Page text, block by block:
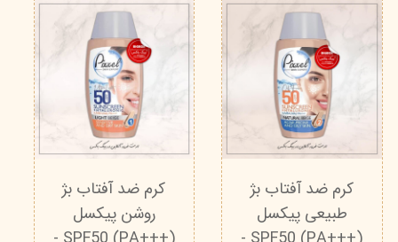
کرم ضد آفتاب بژ
طبیعی پیکسل
کرم ضد آفتاب بژ
روشن پیکسل